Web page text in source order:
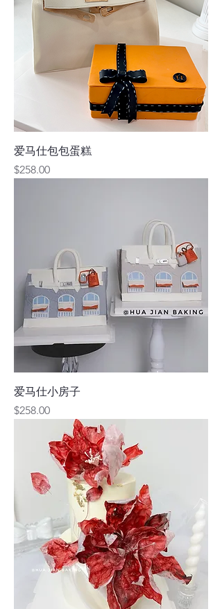
爱马仕包包蛋糕
價格
$258.00
爱马仕小房子
價格
$258.00